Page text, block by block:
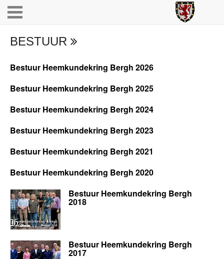
BESTUUR
Bestuur Heemkundekring Bergh 2026
Bestuur Heemkundekring Bergh 2025
Bestuur Heemkundekring Bergh 2024
Bestuur Heemkundekring Bergh 2023
Bestuur Heemkundekring Bergh 2021
Bestuur Heemkundekring Bergh 2020
Bestuur Heemkundekring Bergh
2018
Bestuur Heemkundekring Bergh
2017